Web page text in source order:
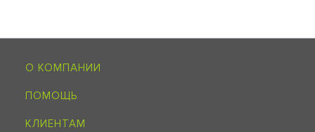
О КОМПАНИИ
ПОМОЩЬ
КЛИЕНТАМ